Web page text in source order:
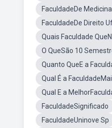
FaculdadeDe
FaculdadeDe Direito
Quais Faculdade
O QueSão 10
Quanto QueE a
Qual É a
Qual E a
FaculdadeSignificado
FaculdadeUninove Sp